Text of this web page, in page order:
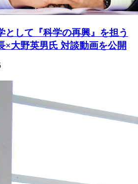
として『科学の再興』を担う
大野英男氏 対談動画を公開